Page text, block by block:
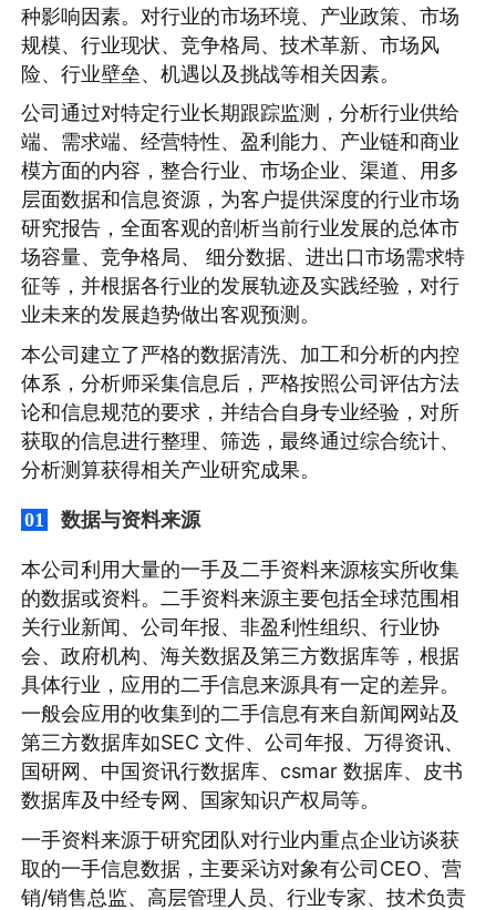
种影响因素。对行业的市场环境、产业政策、市场
规模、行业现状、竞争格局、技术革新、市场风
险、行业壁垒、机遇以及挑战等相关因素。
公司通过对特定行业长期跟踪监测，分析行业供给
端、需求端、经营特性、盈利能力、产业链和商业
模方面的内容，整合行业、市场企业、渠道、用多
层面数据和信息资源，为客户提供深度的行业市场
研究报告，全面客观的剖析当前行业发展的总体市
场容量、竞争格局、 细分数据、进出口市场需求特
征等，并根据各行业的发展轨迹及实践经验，对行
业未来的发展趋势做出客观预测。
本公司建立了严格的数据清洗、加工和分析的内控
体系，分析师采集信息后，严格按照公司评估方法
论和信息规范的要求，并结合自身专业经验，对所
获取的信息进行整理、筛选，最终通过综合统计、
分析测算获得相关产业研究成果。
01 数据与资料来源
本公司利用大量的一手及二手资料来源核实所收集
的数据或资料。二手资料来源主要包括全球范围相
关行业新闻、公司年报、非盈利性组织、行业协
会、政府机构、海关数据及第三方数据库等，根据
具体行业，应用的二手信息来源具有一定的差异。
一般会应用的收集到的二手信息有来自新闻网站及
第三方数据库如SEC 文件、公司年报、万得资讯、
国研网、中国资讯行数据库、csmar 数据库、皮书
数据库及中经专网、国家知识产权局等。
一手资料来源于研究团队对行业内重点企业访谈获
取的一手信息数据，主要采访对象有公司CEO、营
销/销售总监、高层管理人员、行业专家、技术负责